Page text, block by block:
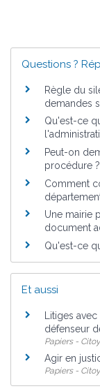
Questions ?
Règle du
demandes
Qu'est-ce
Peut-on
procédure ?
Comment
Une mairie
document
Qu'est-ce
Et aussi
Litiges
défenseur
Papiers -
Agir en
Papiers -